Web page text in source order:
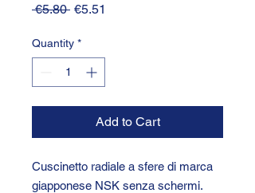
€5.80 Regular
€5.51
Quantity *
Add to Cart
Cuscinetto radiale a sfere di marca
giapponese NSK senza schermi.